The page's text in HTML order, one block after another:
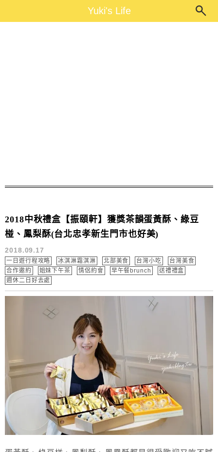
Yuki's LifeYuki's Life
2018中秋禮盒【振頤軒】獲獎茶韻蛋黃酥、綠豆
椪、鳳梨酥(台北忠孝新生門市也好美)
2018.09.17
一日遊行程攻略 冰淇淋霜淇淋 北部美食 台灣小吃
台灣美食
合作邀約
姐妹下午茶 情侶約會 早午餐brunch
送禮禮盒
週休二日好去處